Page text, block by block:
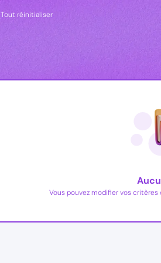
Tout réinitialiser
Vous pouvez modifier vos